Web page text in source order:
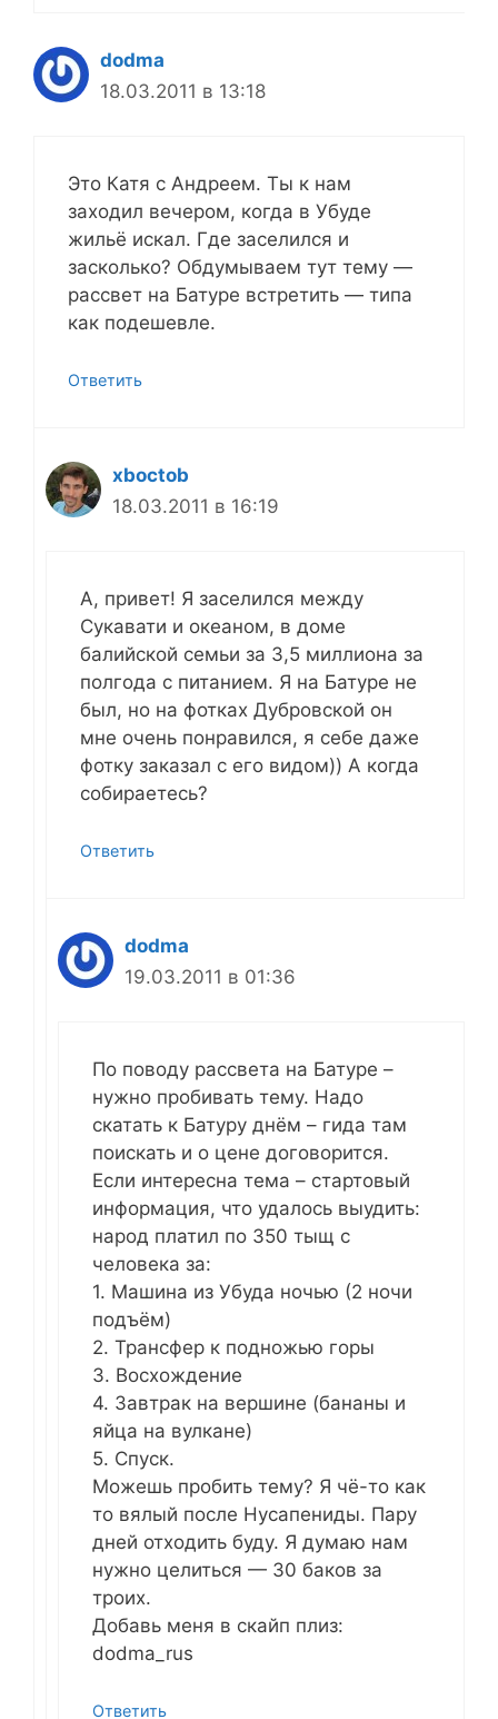
dodma
18.03.2011 в 13:18
Это Катя с Андреем. Ты к нам
заходил вечером, когда в Убуде
жильё искал. Где заселился и
засколько? Обдумываем тут тему —
рассвет на Батуре встретить — типа
как подешевле.
Ответить
xboctob
18.03.2011 в 16:19
А, привет! Я заселился между
Сукавати и океаном, в доме
балийской семьи за 3,5 миллиона за
полгода с питанием. Я на Батуре не
был, но на фотках Дубровской он
мне очень понравился, я себе даже
фотку заказал с его видом)) А когда
собираетесь?
Ответить
dodma
19.03.2011 в 01:36
По поводу рассвета на Батуре –
нужно пробивать тему. Надо
скатать к Батуру днём – гида там
поискать и о цене договорится.
Если интересна тема – стартовый
информация, что удалось выудить:
народ платил по 350 тыщ с
человека за:
1. Машина из Убуда ночью (2 ночи
подъём)
2. Трансфер к подножью горы
3. Восхождение
4. Завтрак на вершине (бананы и
яйца на вулкане)
5. Спуск.
Можешь пробить тему? Я чё-то как
то вялый после Нусапениды. Пару
дней отходить буду. Я думаю нам
нужно целиться — 30 баков за
троих.
Добавь меня в скайп плиз:
dodma_rus
Ответить